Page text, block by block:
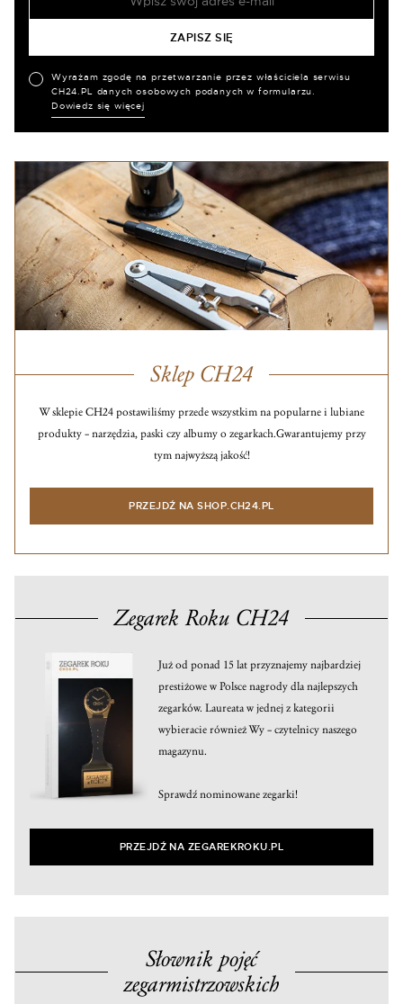
Wyrażam zgodę na przetwarzanie przez właściciela serwisu
CH24.PL danych osobowych podanych w formularzu.
Dowiedz się więcej
Sklep CH24
W sklepie CH24 postawiliśmy przede wszystkim na popularne i lubiane
produkty – narzędzia, paski czy albumy o zegarkach.Gwarantujemy przy
tym najwyższą jakość!
PRZEJDŹ NA SHOP.CH24.PL
Zegarek Roku CH24
Już od ponad 15 lat przyznajemy najbardziej
prestiżowe w Polsce nagrody dla najlepszych
zegarków. Laureata w jednej z kategorii
wybieracie również Wy – czytelnicy naszego
magazynu.
Sprawdź nominowane zegarki!
PRZEJDŹ NA ZEGAREKROKU.PL
Słownik pojęć
zegarmistrzowskich